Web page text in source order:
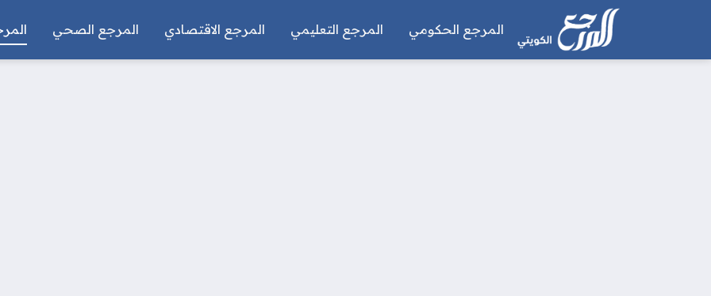
المرجع الحكومي المرجع التعليمي المرجع الاقتصادي المرجع الصحي